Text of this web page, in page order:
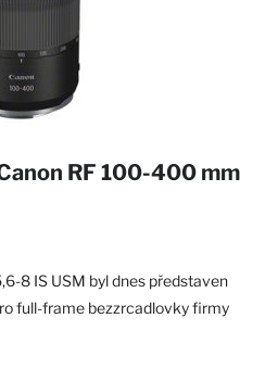
RF 100-400 mm
8 IS USM byl dnes představen
full-frame bezzrcadlovky firmy